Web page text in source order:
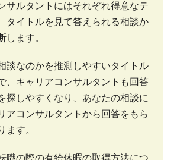
サルタントにはそれぞれ得意なテ
タイトルを見て答えられる相談か
します。
談なのかを推測しやすいタイトル
、キャリアコンサルタントも回答
探しやすくなり、あなたの相談に
アコンサルタントから回答をもら
ます。
職の際の有給休暇の取得方法につ